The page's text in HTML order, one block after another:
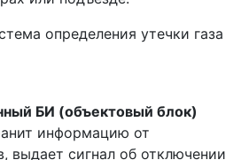
БИ (объектовый блок)
информацию от
выдает сигнал об отключении